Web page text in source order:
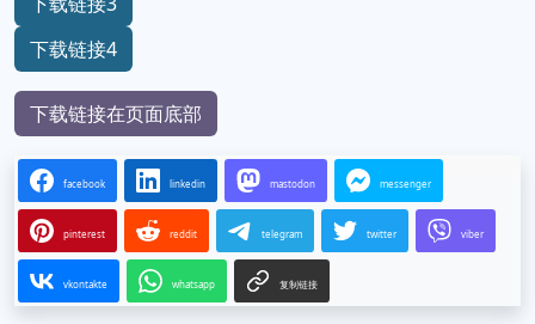
下载链接4
下载链接在页面底部
facebook linkedin mastodon messenger
pinterest reddit telegram twitter viber
vkontakte whatsapp 复制链接